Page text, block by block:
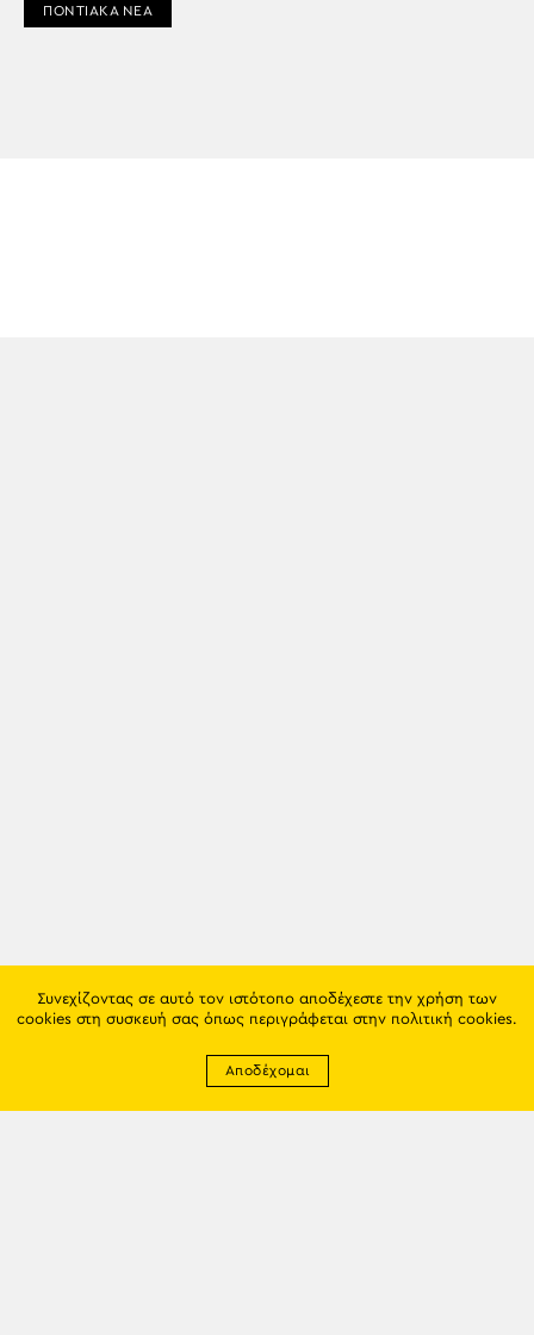
ΠΟΝΤΙΑΚΑ ΝΕΑ
Συνεχίζοντας σε αυτό τον ιστότοπο αποδέχεστε την χρήση των
cookies στη συσκευή σας όπως περιγράφεται στην πολιτική cookies.
Αποδέχομαι